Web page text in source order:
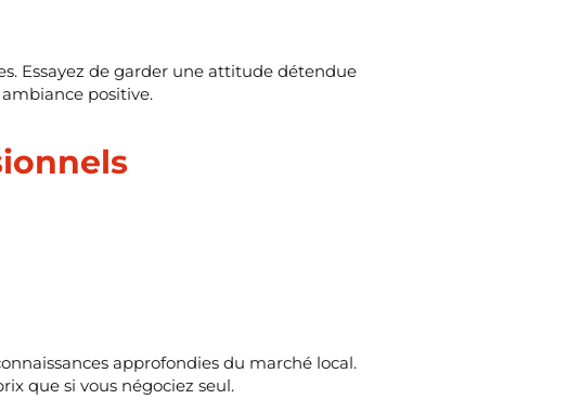
Essayez de garder une attitude détendue
positive.
approfondies du marché local.
que si vous négociez seul.